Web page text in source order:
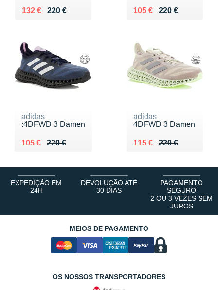
220 €
Au lieu de 220 €
132 €
Vendu 132 € 220 €
Au lieu de 220 €
105 €
Vendu 105 €
adidas
:4DFWD 3 Damen
220 €
Au lieu de 220 €
105 €
Vendu 105 €
adidas
4DFWD 3 Damen
220 €
Au lieu de 220 €
115 €
Vendu 115 €
EXPEDIÇÃO EM
24H
DEVOLUÇÃO ATÉ
30 DIAS
PAGAMENTO
SEGURO
2 OU 3 VEZES SEM
JUROS
MEIOS DE PAGAMENTO
OS NOSSOS TRANSPORTADORES